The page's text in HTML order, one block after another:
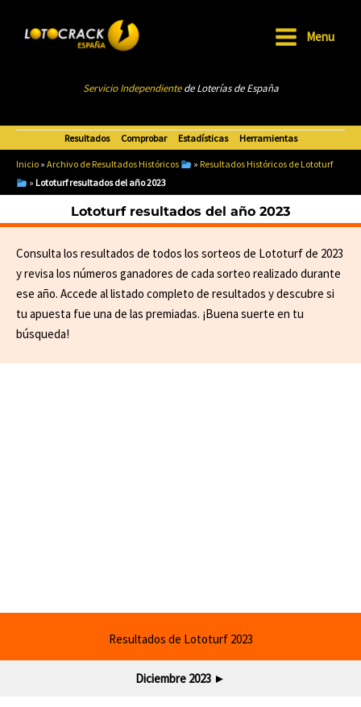
Main
Menu
Menu
Servicio Independiente de Loterías de España
Resultados Comprobar Estadísticas Herramientas
Inicio » Archivo de Resultados Históricos » Resultados Históricos de Lototurf
» Lototurf resultados del año 2023
Lototurf resultados del año 2023
Consulta los resultados de todos los sorteos de Lototurf de 2023
y revisa los números ganadores de cada sorteo realizado durante
ese año. Accede al listado completo de resultados y descubre si
tu apuesta fue una de las premiadas. ¡Buena suerte en tu
búsqueda!
Resultados de Lototurf 2023
Diciembre 2023 ►